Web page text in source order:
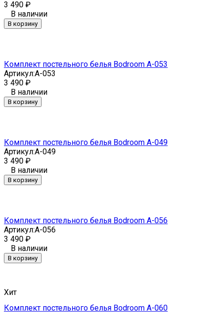
3 490 ₽
В наличии
В корзину
Комплект постельного белья Bodroom A-053
Артикул:A-053
3 490 ₽
В наличии
В корзину
Комплект постельного белья Bodroom A-049
Артикул:A-049
3 490 ₽
В наличии
В корзину
Комплект постельного белья Bodroom A-056
Артикул:A-056
3 490 ₽
В наличии
В корзину
Хит
Комплект постельного белья Bodroom A-060